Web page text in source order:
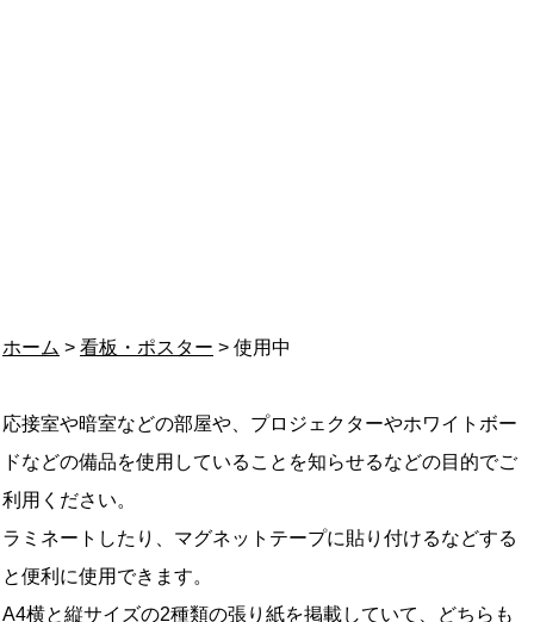
ホーム > 看板・ポスター > 使用中
応接室や暗室などの部屋や、プロジェクターやホワイトボー
ドなどの備品を使用していることを知らせるなどの目的でご
利用ください。
ラミネートしたり、マグネットテープに貼り付けるなどする
と便利に使用できます。
A4横と縦サイズの2種類の張り紙を掲載していて、どちらも